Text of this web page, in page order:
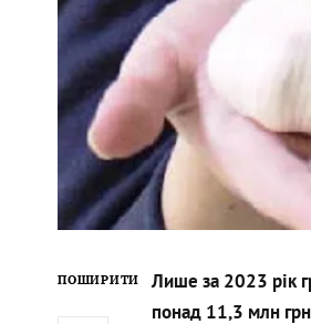
ПОШИРИТИ
Лише за 2023 рік
понад 11,3 млн